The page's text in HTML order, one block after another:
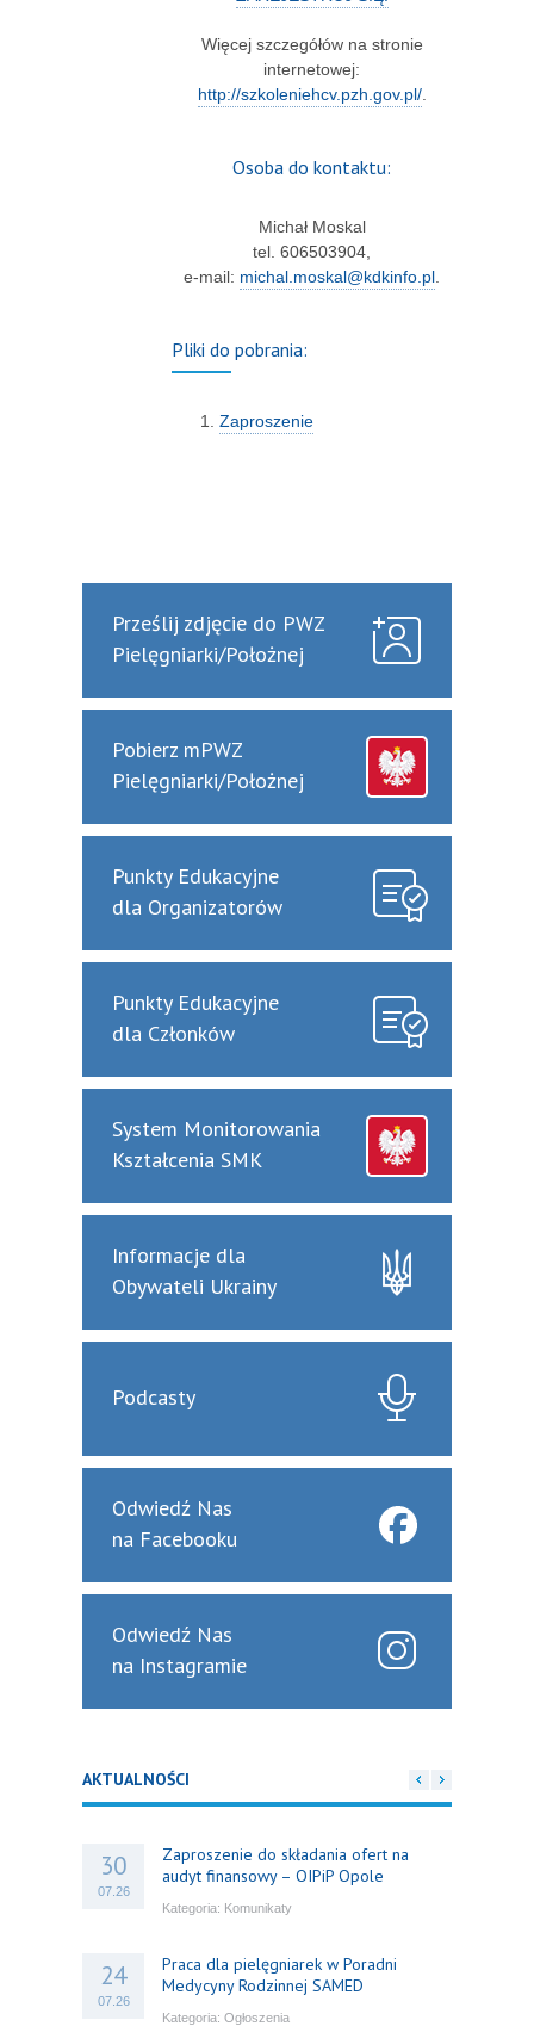
Więcej szczegółów na stronie
internetowej:
http://szkoleniehcv.pzh.gov.pl/.
Osoba do kontaktu:
Michał Moskal
tel. 606503904,
e-mail: michal.moskal@kdkinfo.pl
Pliki do pobrania:
Zaproszenie
Prześlij zdjęcie do PWZ
Pielęgniarki/Położnej
Pobierz mPWZ
Pielęgniarki/Położnej
Punkty Edukacyjne
dla Organizatorów
Punkty Edukacyjne
dla Członków
System Monitorowania
Kształcenia SMK
Informacje dla
Obywateli Ukrainy
Podcasty
Odwiedź Nas
na Facebooku
Odwiedź Nas
na Instagramie
AKTUALNOŚCI
30
07.26
Zaproszenie do składania ofert na
audyt finansowy – OIPiP Opole
Kategoria: Komunikaty
24
07.26
Praca dla pielęgniarek w Poradni
Medycyny Rodzinnej SAMED
Kategoria: Ogłoszenia